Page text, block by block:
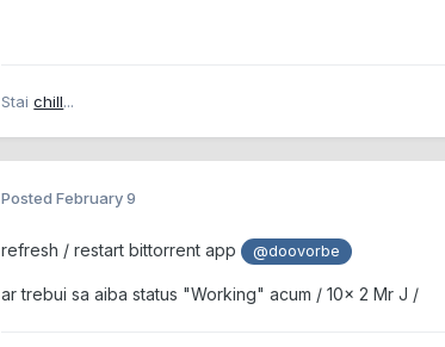
Staichill...
PostedFebruary 9
refresh / restart bittorrent app @doovorbe
ar trebui sa aiba status "Working" acum / 10x 2 Mr J /